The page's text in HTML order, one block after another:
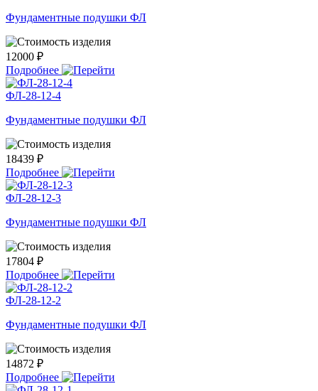
Фундаментные подушки ФЛ
12000 ₽
Подробнее
ФЛ-28-12-4
Фундаментные подушки ФЛ
18439 ₽
Подробнее
ФЛ-28-12-3
Фундаментные подушки ФЛ
17804 ₽
Подробнее
ФЛ-28-12-2
Фундаментные подушки ФЛ
14872 ₽
Подробнее